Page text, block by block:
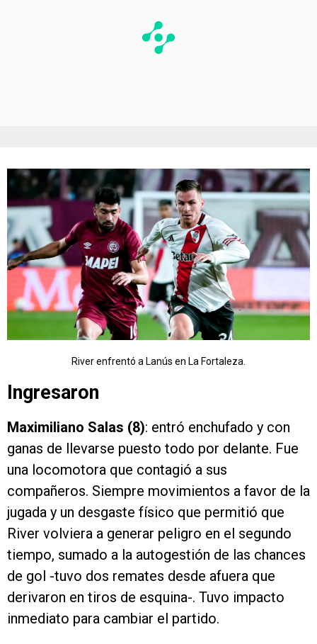
River enfrentó a Lanús en La Fortaleza.
Ingresaron
Maximiliano Salas (8): entró enchufado y con
ganas de llevarse puesto todo por delante. Fue
una locomotora que contagió a sus
compañeros. Siempre movimientos a favor de la
jugada y un desgaste físico que permitió que
River volviera a generar peligro en el segundo
tiempo, sumado a la autogestión de las chances
de gol -tuvo dos remates desde afuera que
derivaron en tiros de esquina-. Tuvo impacto
inmediato para cambiar el partido.